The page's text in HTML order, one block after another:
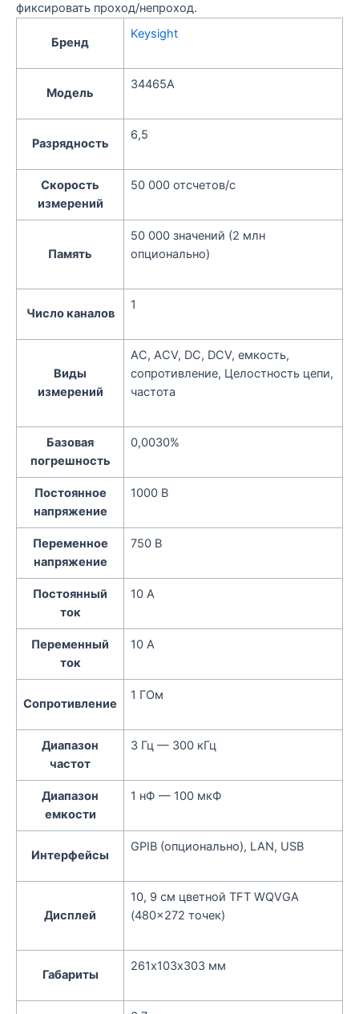
фиксировать проход/непроход.
Бренд
Keysight
Модель
34465A
Разрядность
6,5
Скорость
измерений
50 000 отсчетов/с
Память
50 000 значений (2 млн
опционально)
Число каналов
1
Виды
измерений
AC, ACV, DC, DCV, емкость,
сопротивление, Целостность цепи,
частота
Базовая
погрешность
0,0030%
Постоянное
напряжение
1000 В
Переменное
напряжение
750 В
Постоянный
ток
10 А
Переменный
ток
10 А
Сопротивление
1 ГОм
Диапазон
частот
3 Гц — 300 кГц
Диапазон
емкости
1 нФ — 100 мкФ
Интерфейсы
GPIB (опционально), LAN, USB
Дисплей
10, 9 см цветной TFT WQVGA
(480×272 точек)
Габариты
261х103х303 мм